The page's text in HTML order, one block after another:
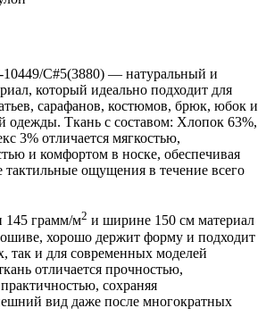
10449/C#5(3880) — натуральный и
который идеально подходит для
сарафанов, костюмов, брюк, юбок и
одежды. Ткань с составом: Хлопок 63%,
3% отличается мягкостью,
и комфортом в носке, обеспечивая
тактильные ощущения в течение всего
145 грамм/м2 и ширине 150 см материал
хорошо держит форму и подходит
так и для современных моделей
отличается прочностью,
сохраняя
вид даже после многократных